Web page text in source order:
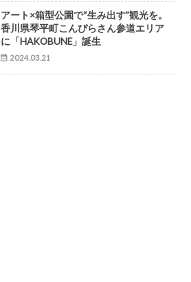
アート×箱型公園で“生み出す”観光を。
香川県琴平町こんぴらさん参道エリア
に「HAKOBUNE」誕生
2024.03.21